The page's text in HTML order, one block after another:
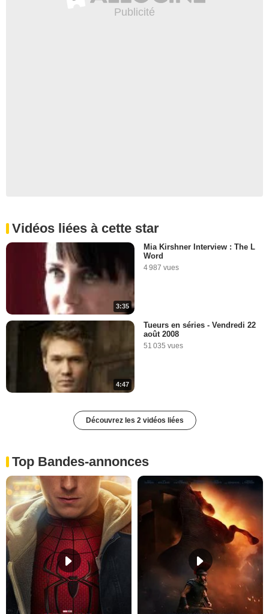
Vidéos liées à cette star
3:35
Mia Kirshner Interview : The L
Word
4 987 vues
4:47
Tueurs en séries - Vendredi 22
août 2008
51 035 vues
Découvrez les 2 vidéos liées
Top Bandes-annonces